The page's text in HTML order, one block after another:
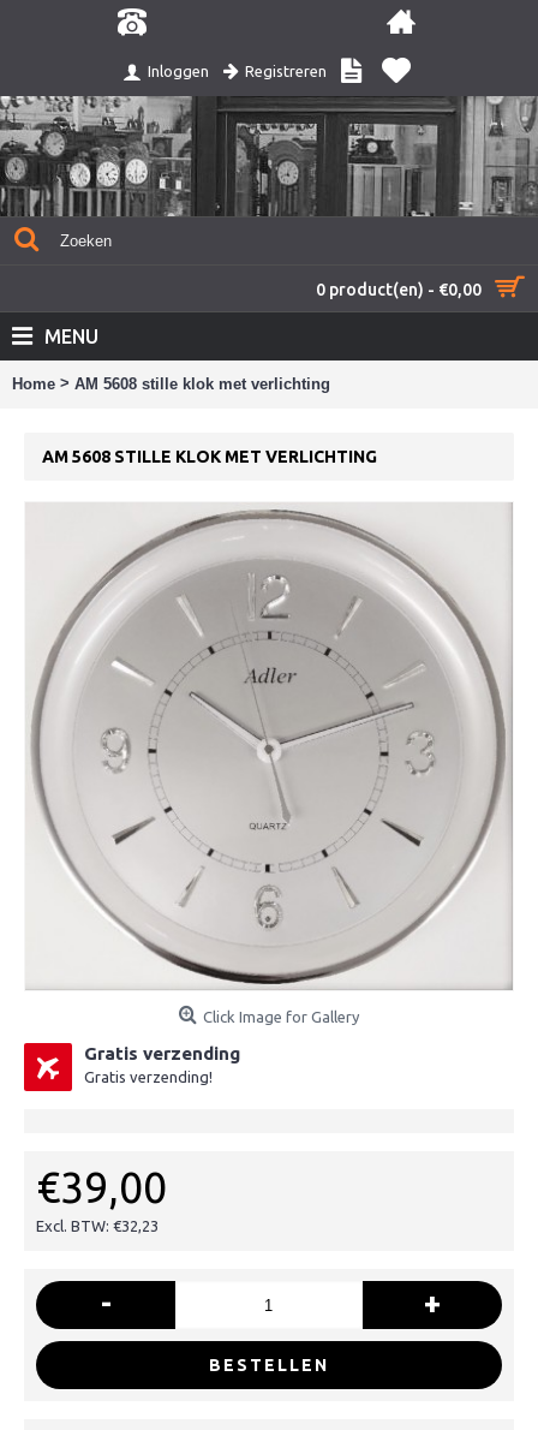
Inloggen Registreren
0 product(en) - €0,00
MENU
Home > AM 5608 stille klok met verlichting
AM 5608 STILLE KLOK MET VERLICHTING
Click Image for Gallery
Gratis verzending
Gratis verzending!
€39,00
Excl. BTW: €32,23
- +
BESTELLEN